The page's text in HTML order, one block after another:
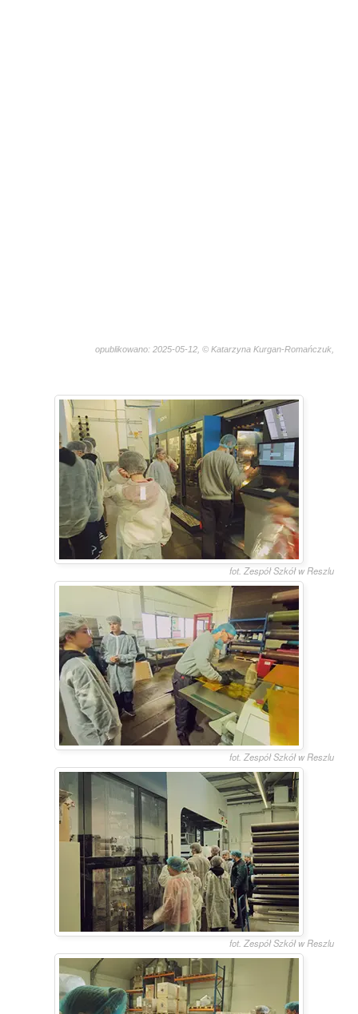
opublikowano: 2025-05-12, © Katarzyna Kurgan-Romańczuk,
fot. Zespół Szkół w Reszlu
fot. Zespół Szkół w Reszlu
fot. Zespół Szkół w Reszlu